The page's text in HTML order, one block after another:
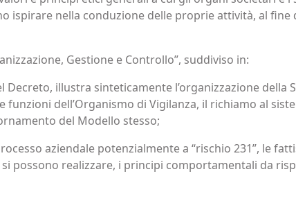
ispirare nella conduzione delle proprie attività, al
Gestione e Controllo”, suddiviso in:
Decreto, illustra sinteticamente l’organizzazione
funzioni dell’Organismo di Vigilanza, il richiamo al
del Modello stesso;
aziendale potenzialmente a “rischio 231”, le
possono realizzare, i principi comportamentali da